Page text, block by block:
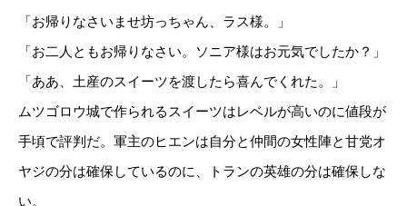
「お帰りなさいませ坊っちゃん、ラス様。」
「お二人ともお帰りなさい。ソニア様はお元気でしたか？」
「ああ、土産のスイーツを渡したら喜んでくれた。」
ムツゴロウ城で作られるスイーツはレベルが高いのに値段が
手頃で評判だ。軍主のヒエンは自分と仲間の女性陣と甘党オ
ヤジの分は確保しているのに、トランの英雄の分は確保しな
い。